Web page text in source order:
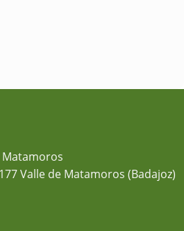
Valle de Matamoros (Badajoz)